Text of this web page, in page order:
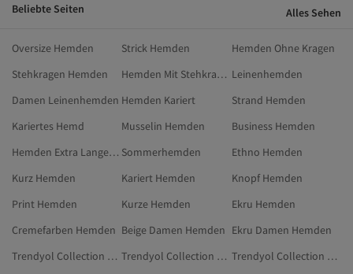
Beliebte Seiten Alles Sehen
Oversize Hemden Strick Hemden
Hemden Ohne Kragen
Stehkragen Hemden
Hemden Mit Stehkragen Leinenhemden
Damen Leinenhemden Hemden Kariert
Strand Hemden
Kariertes Hemd
Musselin Hemden
Business Hemden
Hemden Extra Langer Arm Sommerhemden
Ethno Hemden
Kurz Hemden
Kariert Hemden
Knopf Hemden
Print Hemden
Kurze Hemden
Ekru Hemden
Cremefarben Hemden Beige Damen Hemden Ekru Damen Hemden
Trendyol Collection Türkis Hemden
Trendyol Collection Khaki Hemden
Trendyol Collection Dunkelblau Hemden